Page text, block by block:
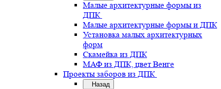
Малые архитектурные формы из
ДПК
Малые архитектурные формы и ДПК
Установка малых архитектурных
форм
Скамейка из ДПК
МАФ из ДПК, цвет Венге
Проекты заборов из ДПК
Назад